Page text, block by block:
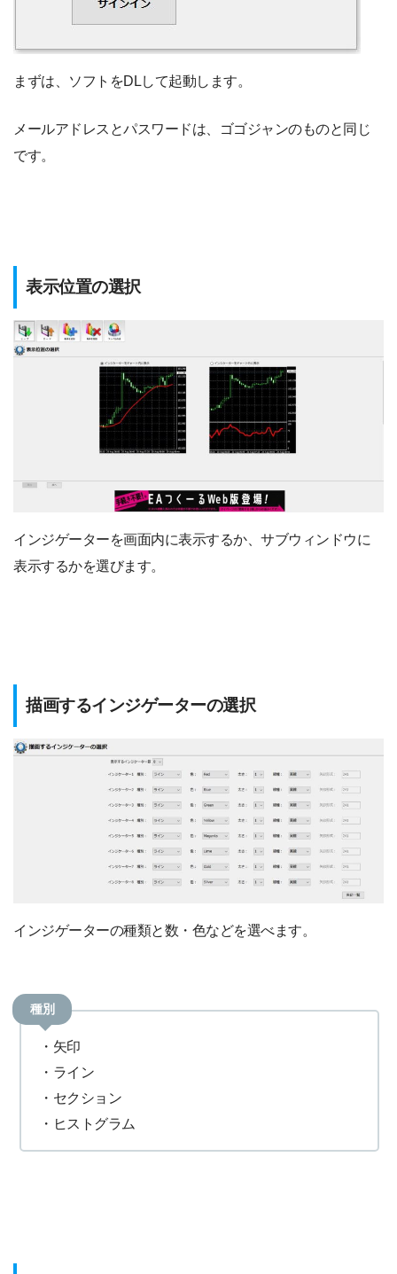
まずは、ソフトをDLして起動します。
メールアドレスとパスワードは、ゴゴジャンのものと同じ
です。
表示位置の選択
インジゲーターを画面内に表示するか、サブウィンドウに
表示するかを選びます。
描画するインジゲーターの選択
インジゲーターの種類と数・色などを選べます。
種別
・矢印
・ライン
・セクション
・ヒストグラム